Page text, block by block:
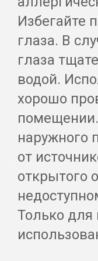
Избегайте
глаза. В
глаза
водой.
хорошо
наружного
от
открытого
Только для